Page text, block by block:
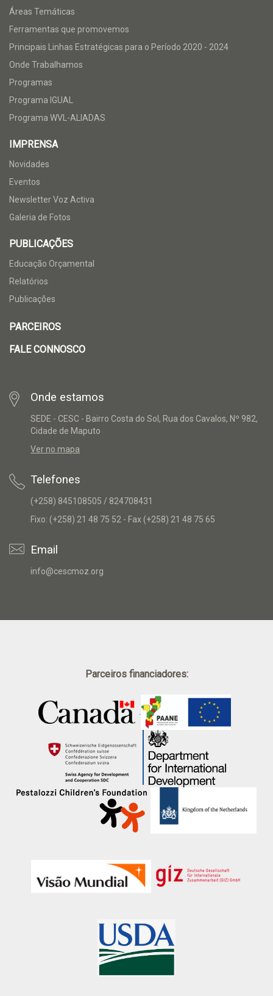
Áreas Temáticas
Ferramentas que promovemos
Principais Linhas Estratégicas para o Período 2020 - 2024
Onde Trabalhamos
Programas
Programa IGUAL
Programa WVL-ALIADAS
IMPRENSA
Novidades
Eventos
Newsletter Voz Activa
Galeria de Fotos
PUBLICAÇÕES
Educação Orçamental
Relatórios
Publicações
PARCEIROS
FALE CONNOSCO
Onde estamos
SEDE - CESC - Bairro Costa do Sol, Rua dos Cavalos, Nº 982,
Cidade de Maputo
Ver no mapa
Telefones
(+258) 845108505 / 824708431
Fixo: (+258) 21 48 75 52 - Fax (+258) 21 48 75 65
Email
info@cescmoz.org
Parceiros financiadores: